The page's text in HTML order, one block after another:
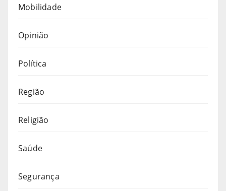
Mobilidade
Opinião
Política
Região
Religião
Saúde
Segurança